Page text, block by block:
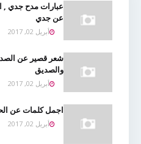
عبارات مدح جدي ,
عن جدي
أبريل 02, 2017
شعر قصير عن
والصديق
أبريل 02, 2017
اجمل كلمات عن
أبريل 02, 2017